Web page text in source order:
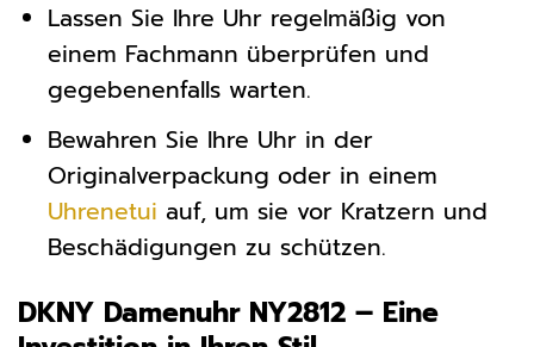
Lassen Sie Ihre Uhr regelmäßig von
einem Fachmann überprüfen und
gegebenenfalls warten.
Bewahren Sie Ihre Uhr in der
Originalverpackung oder in einem
Uhrenetui auf, um sie vor Kratzern und
Beschädigungen zu schützen.
DKNY Damenuhr NY2812 – Eine